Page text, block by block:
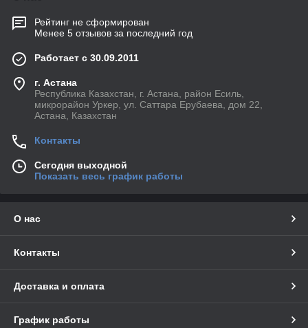
Рейтинг не сформирован
Менее 5 отзывов за последний год
Работает с 30.09.2011
г. Астана
Республика Казахстан, г. Астана, район Есиль,
микрорайон Уркер, ул. Саттара Ерубаева, дом 22,
Астана, Казахстан
Контакты
Сегодня выходной
Показать весь график работы
О нас
Контакты
Доставка и оплата
График работы